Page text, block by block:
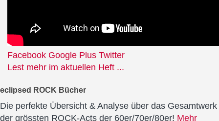
Facebook Google Plus Twitter
Lest mehr im aktuellen Heft ...
eclipsed ROCK Bücher
Die perfekte Übersicht & Analyse über das Gesamtwerk
der grössten ROCK-Acts der 60er/70er/80er! Mehr